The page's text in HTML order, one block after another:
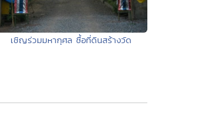
เชิญร่วมมหากุศล ซื้อที่ดินสร้างวัด